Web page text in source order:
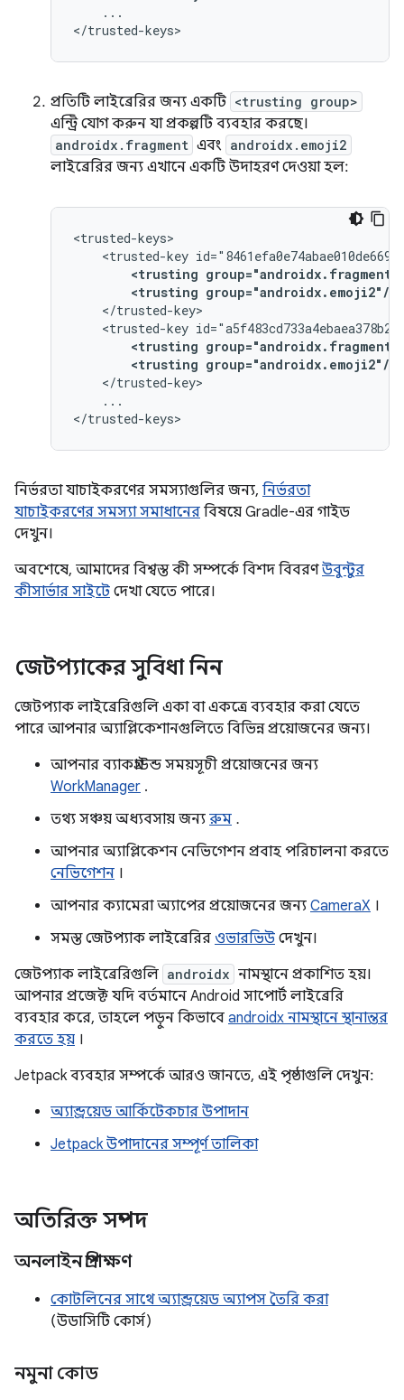
...
প্রতিটি লাইব্রেরির জন্য একটি <trusting group>
এন্ট্রি যোগ করুন যা প্রকল্পটি ব্যবহার করছে।
androidx.fragment এবং androidx.emoji2
লাইব্রেরির জন্য এখানে একটি উদাহরণ দেওয়া হল:
<trusted-key
<trusting
<trusting group="androidx.emoji2"/>
<trusted-key
<trusting
<trusting group="androidx.emoji2"/>
...
নির্ভরতা যাচাইকরণের সমস্যাগুলির জন্য, নির্ভরতা
যাচাইকরণের সমস্যা সমাধানের বিষয়ে Gradle-এর গাইড
দেখুন।
অবশেষে, আমাদের বিশ্বস্ত কী সম্পর্কে বিশদ বিবরণউবুন্টুর
কীসার্ভার সাইটে দেখা যেতে পারে।
জেটপ্যাকের সুবিধা নিন
জেটপ্যাক লাইব্রেরিগুলি একা বা একত্রে ব্যবহার করা যেতে
পারে আপনার অ্যাপ্লিকেশানগুলিতে বিভিন্ন প্রয়োজনের জন্য।
আপনার ব্যাকগ্রাউন্ড সময়সূচী প্রয়োজনের জন্য
WorkManager .
তথ্য সঞ্চয় অধ্যবসায় জন্য রুম .
আপনার অ্যাপ্লিকেশন নেভিগেশন প্রবাহ পরিচালনা করতে
নেভিগেশন ।
আপনার ক্যামেরা অ্যাপের প্রয়োজনের জন্য CameraX ।
সমস্ত জেটপ্যাক লাইব্রেরির ওভারভিউ দেখুন।
জেটপ্যাক লাইব্রেরিগুলি androidx নামস্থানে প্রকাশিত হয়।
আপনার প্রজেক্ট যদি বর্তমানে Android সাপোর্ট লাইব্রেরি
ব্যবহার করে, তাহলে পড়ুন কিভাবে androidx নামস্থানে স্থানান্তর
করতে হয় ।
Jetpack ব্যবহার সম্পর্কে আরও জানতে, এই পৃষ্ঠাগুলি দেখুন:
অ্যান্ড্রয়েড আর্কিটেকচার উপাদান
Jetpack উপাদানের সম্পূর্ণ তালিকা
অতিরিক্ত সম্পদ
অনলাইন প্রশিক্ষণ
কোটলিনের সাথে অ্যান্ড্রয়েড অ্যাপস তৈরি করা
(উডাসিটি কোর্স)
নমুনা কোড